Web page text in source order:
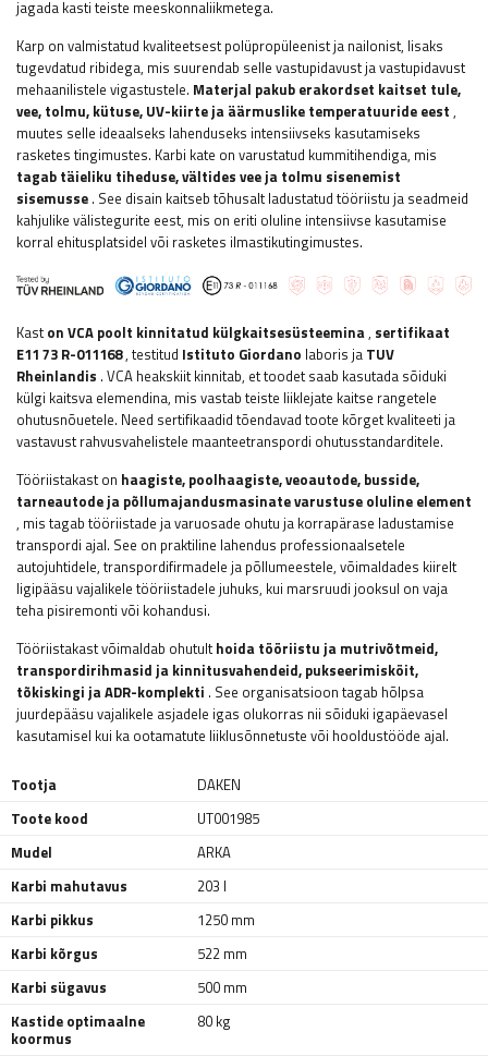
jagada kasti teiste meeskonnaliikmetega.
Karp on valmistatud kvaliteetsest polüpropüleenist ja nailonist, lisaks
tugevdatud ribidega, mis suurendab selle vastupidavust ja vastupidavust
mehaanilistele vigastustele. Materjal pakub erakordset kaitset tule,
vee, tolmu, kütuse, UV-kiirte ja äärmuslike temperatuuride eest ,
muutes selle ideaalseks lahenduseks intensiivseks kasutamiseks
rasketes tingimustes. Karbi kate on varustatud kummitihendiga, mis
tagab täieliku tiheduse, vältides vee ja tolmu sisenemist
sisemusse . See disain kaitseb tõhusalt ladustatud tööriistu ja seadmeid
kahjulike välistegurite eest, mis on eriti oluline intensiivse kasutamise
korral ehitusplatsidel või rasketes ilmastikutingimustes.
Kaston VCA poolt kinnitatud külgkaitsesüsteemina, sertifikaat
E11 73 R-011168, testitud Istituto Giordano laboris ja TUV
Rheinlandis . VCA heakskiit kinnitab, et toodet saab kasutada sõiduki
külgi kaitsva elemendina, mis vastab teiste liiklejate kaitse rangetele
ohutusnõuetele. Need sertifikaadid tõendavad toote kõrget kvaliteeti ja
vastavust rahvusvahelistele maanteetranspordi ohutusstandarditele.
Tööriistakast on haagiste, poolhaagiste, veoautode, busside,
tarneautode ja põllumajandusmasinatevarustuse oluline element
, mis tagab tööriistade ja varuosade ohutu ja korrapärase ladustamise
transpordi ajal. See on praktiline lahendus professionaalsetele
autojuhtidele, transpordifirmadele ja põllumeestele, võimaldades kiirelt
ligipääsu vajalikele tööriistadele juhuks, kui marsruudi jooksul on vaja
teha pisiremonti või kohandusi.
Tööriistakast võimaldab ohutulthoida tööriistu ja mutrivõtmeid,
transpordirihmasid ja kinnitusvahendeid, pukseerimisköit,
tõkiskingi ja ADR-komplekti . See organisatsioon tagab hõlpsa
juurdepääsu vajalikele asjadele igas olukorras nii sõiduki igapäevasel
kasutamisel kui ka ootamatute liiklusõnnetuste või hooldustööde ajal.
Tootja
DAKEN
Toote kood
UT001985
Mudel
ARKA
Karbi mahutavus
203 l
Karbi pikkus
1250 mm
Karbi kõrgus
522 mm
Karbi sügavus
500 mm
Kastide optimaalne
koormus
80 kg